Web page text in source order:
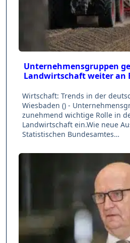
Unternehmensgruppen
Landwirtschaft weiter an
Wirtschaft: Trends in der
Wiesbaden () -
zunehmend wichtige Rolle in
Landwirtschaft ein.Wie neue
Statistischen Bundesamtes…